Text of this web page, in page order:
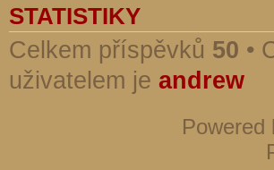
STATISTIKY
Celkem příspěvků 50 •
uživatelem je andrew
Powered